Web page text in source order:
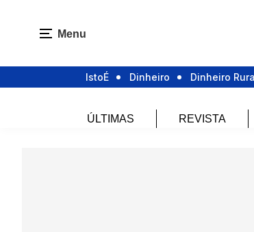
Menu
IstoÉ Dinheiro Dinheiro
ÚLTIMAS REVISTA